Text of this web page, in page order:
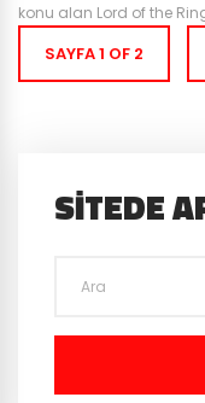
konu alan Lord of the
devam eden oyunlardan
ihtişamını artık
SAYFA 1 OF 2
SITEDE